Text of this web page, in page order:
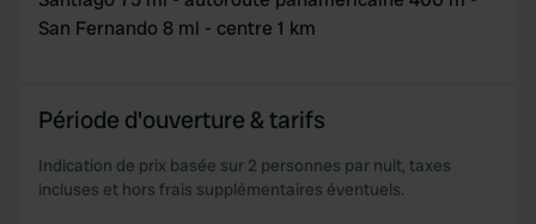
San Fernando 8 ml - centre 1 km
Période d'ouverture & tarifs
Indication de prix basée sur 2 personnes par nuit, taxes
incluses et hors frais supplémentaires éventuels.